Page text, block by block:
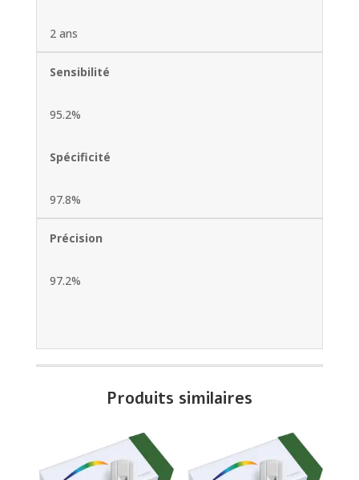
2 ans
Sensibilité
95.2%
Spécificité
97.8%
Précision
97.2%
Produits similaires